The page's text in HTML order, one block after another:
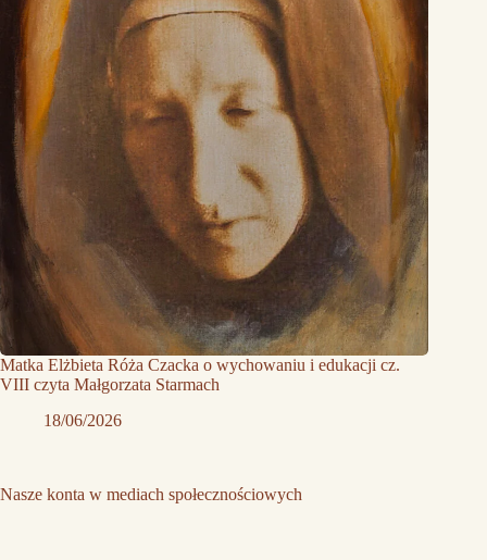
Matka Elżbieta Róża Czacka o wychowaniu i edukacji cz.
VIII czyta Małgorzata Starmach
18/06/2026
Nasze konta w mediach społecznościowych